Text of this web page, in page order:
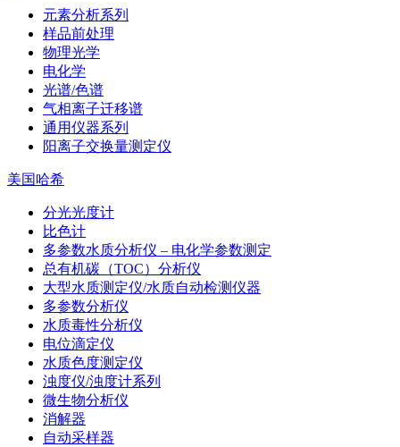
元素分析系列
样品前处理
物理光学
电化学
光谱/色谱
气相离子迁移谱
通用仪器系列
阳离子交换量测定仪
美国哈希
分光光度计
比色计
多参数水质分析仪 – 电化学参数测定
总有机碳（TOC）分析仪
大型水质测定仪/水质自动检测仪器
多参数分析仪
水质毒性分析仪
电位滴定仪
水质色度测定仪
浊度仪/浊度计系列
微生物分析仪
消解器
自动采样器